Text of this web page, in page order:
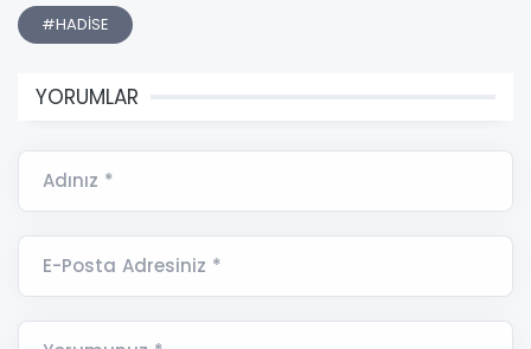
#HADİSE
YORUMLAR
Adınız *
E-Posta Adresiniz *